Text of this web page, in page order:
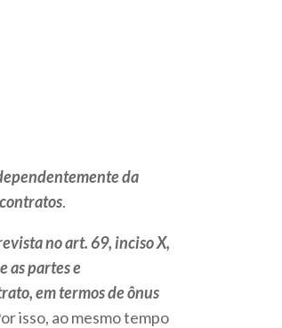
da
.
no art. 69, inciso X,
as partes e
em termos de ônus
isso, ao mesmo tempo